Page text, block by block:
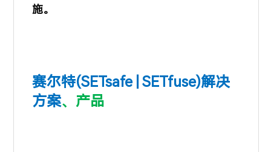
施。
赛尔特(SETsafe | SETfuse)解决
方案、产品